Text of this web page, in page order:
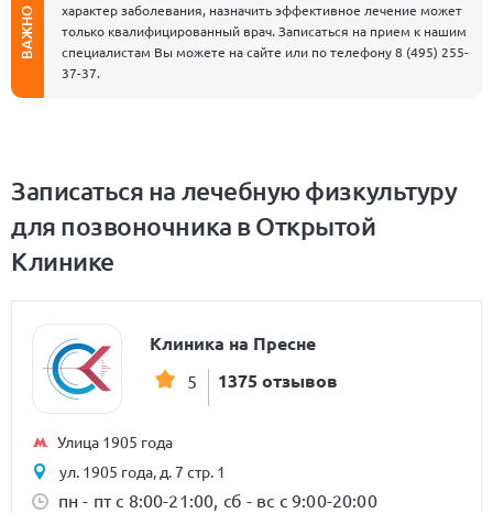
ВАЖНО
характер заболевания, назначить эффективное лечение может
только квалифицированный врач. Записаться на прием к нашим
специалистам Вы можете на сайте или по телефону8 (495) 255-
37-37.
Записаться на лечебную физкультуру
для позвоночника в Открытой
Клинике
Клиника на Пресне
5 1375 отзывов
Улица 1905 года
ул. 1905 года, д. 7 стр. 1
пн - пт с 8:00-21:00, сб - вс с 9:00-20:00